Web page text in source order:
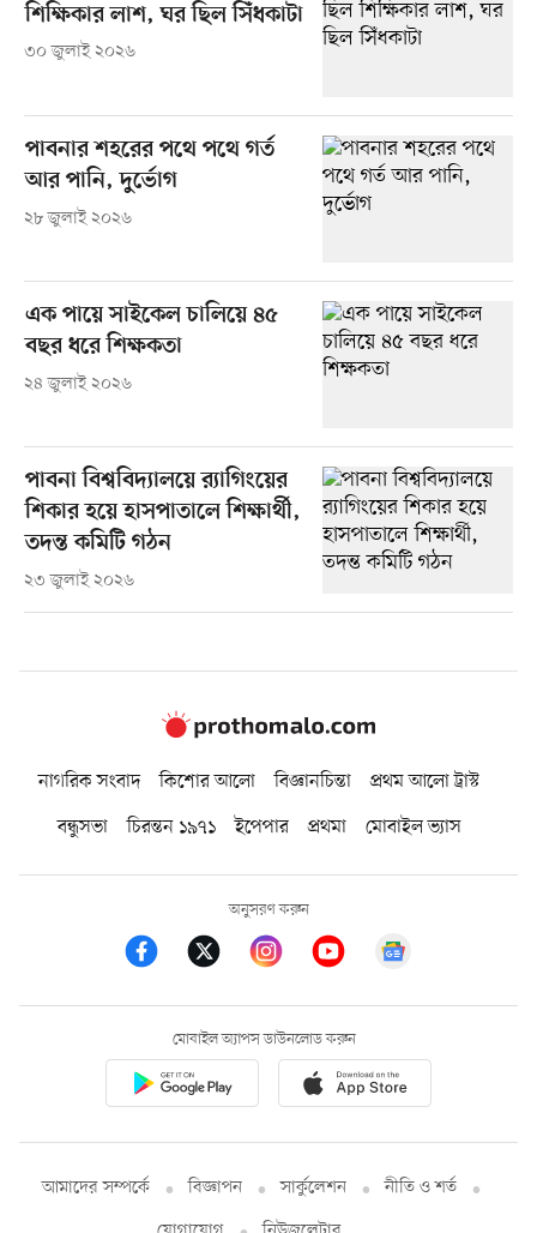
শিক্ষিকার লাশ, ঘর ছিল সিঁধকাটা
৩০ জুলাই ২০২৬
পাবনার শহরের পথে পথে গর্ত
আর পানি, দুর্ভোগ
২৮ জুলাই ২০২৬
এক পায়ে সাইকেল চালিয়ে ৪৫
বছর ধরে শিক্ষকতা
২৪ জুলাই ২০২৬
পাবনা বিশ্ববিদ্যালয়ে র‍্যাগিংয়ের
শিকার হয়ে হাসপাতালে শিক্ষার্থী,
তদন্ত কমিটি গঠন
২৩ জুলাই ২০২৬
নাগরিক সংবাদ কিশোর আলো বিজ্ঞানচিন্তা
প্রথম আলো ট্রাস্ট
বন্ধুসভা
চিরন্তন ১৯৭১ ইপেপার প্রথমা মোবাইল ভ্যাস
অনুসরণ করুন
মোবাইল অ্যাপস ডাউনলোড করুন
আমাদের সম্পর্কে বিজ্ঞাপন সার্কুলেশন
নীতি ও শর্ত